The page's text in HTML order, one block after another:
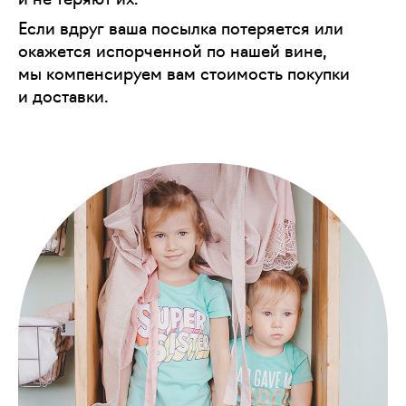
Если вдруг ваша посылка потеряется или
окажется испорченной по нашей вине,
мы компенсируем вам стоимость покупки
и доставки.